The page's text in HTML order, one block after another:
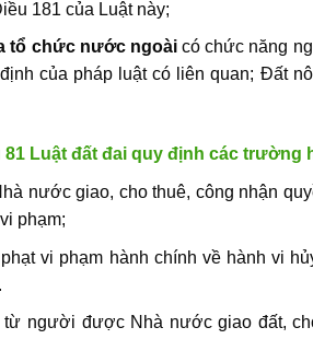
181 của Luật này;
tổ chức nước ngoàicó chức năng
của pháp luật có liên quan; Đất
Luật đất đai quy định các trường
nước giao, cho thuê, công nhận
phạm;
vi phạm hành chính về hành vi
người được Nhà nước giao đất,